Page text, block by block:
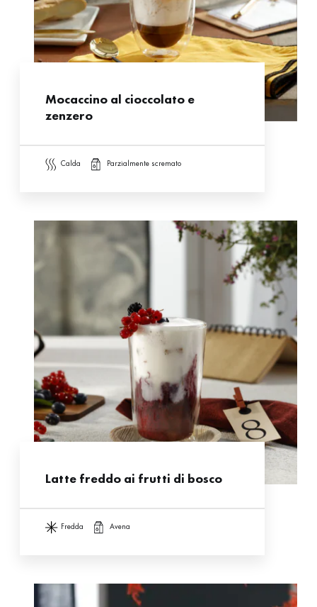
Mocaccino al cioccolato e
zenzero
calda parzialmente scremato
Latte freddo ai frutti di bosco
fredda avena